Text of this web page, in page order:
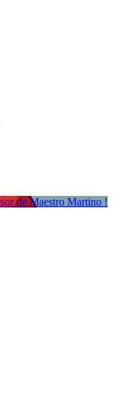
de Maestro Martino !